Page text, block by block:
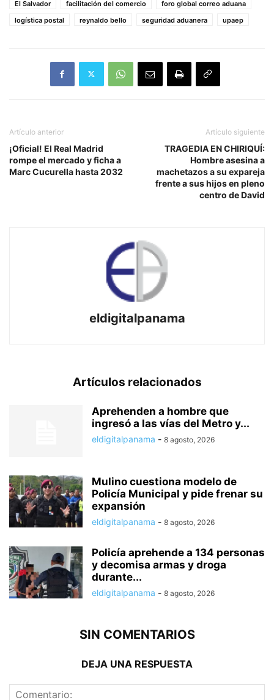
El Salvador facilitación del comercio
foro global correo aduana
logística postal
reynaldo bello seguridad aduanera upaep
Artículo anterior
¡Oficial! El Real Madrid
rompe el mercado y ficha a
Marc Cucurella hasta 2032
Artículo siguiente
TRAGEDIA EN CHIRIQUÍ:
Hombre asesina a
machetazos a su expareja
frente a sus hijos en pleno
centro de David
eldigitalpanama
Artículos relacionados
Aprehenden a hombre que
ingresó a las vías del Metro y...
eldigitalpanama - 8 agosto, 2026
Mulino cuestiona modelo de
Policía Municipal y pide frenar su
expansión
eldigitalpanama - 8 agosto, 2026
Policía aprehende a 134 personas
y decomisa armas y droga
durante...
eldigitalpanama - 8 agosto, 2026
SIN COMENTARIOS
DEJA UNA RESPUESTA